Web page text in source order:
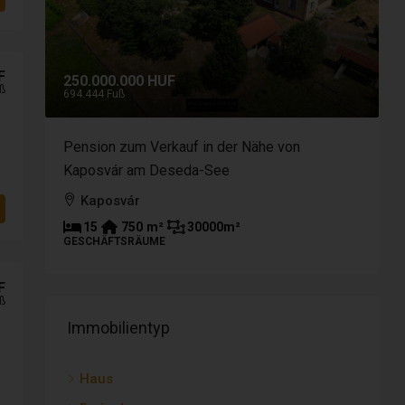
250.000.000 HUF
694.444 Fuß
Pension zum Verkauf in der Nähe von
Kaposvár am Deseda-See
Kaposvár
15 750 m² 30000m²
GESCHÄFTSRÄUME
Immobilientyp
Haus